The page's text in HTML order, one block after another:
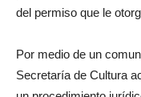
del permiso que le
Por medio de un
Secretaría de Cultura